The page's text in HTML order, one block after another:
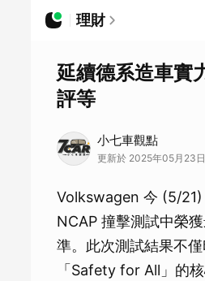
理財
延續德系造車
評等
小七車觀點
更新於 2025年05月23
Volkswagen 今 (5/21)
NCAP 撞擊測試中榮
準。此次測試結果不
「Safety for All」的